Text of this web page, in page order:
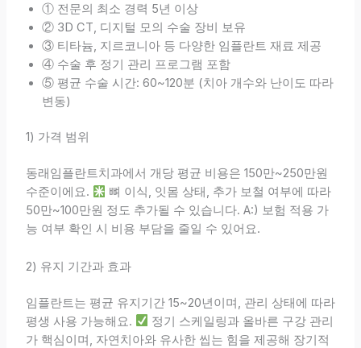
① 전문의 최소 경력 5년 이상
② 3D CT, 디지털 모의 수술 장비 보유
③ 티타늄, 지르코니아 등 다양한 임플란트 재료 제공
④ 수술 후 정기 관리 프로그램 포함
⑤ 평균 수술 시간: 60~120분 (치아 개수와 난이도 따라
변동)
1) 가격 범위
동래임플란트치과에서 개당 평균 비용은 150만~250만원
수준이에요.
뼈 이식, 잇몸 상태, 추가 보철 여부에 따라
50만~100만원 정도 추가될 수 있습니다. A:) 보험 적용 가
능 여부 확인 시 비용 부담을 줄일 수 있어요.
2) 유지 기간과 효과
임플란트는 평균 유지기간 15~20년이며, 관리 상태에 따라
평생 사용 가능해요.
정기 스케일링과 올바른 구강 관리
가 핵심이며, 자연치아와 유사한 씹는 힘을 제공해 장기적